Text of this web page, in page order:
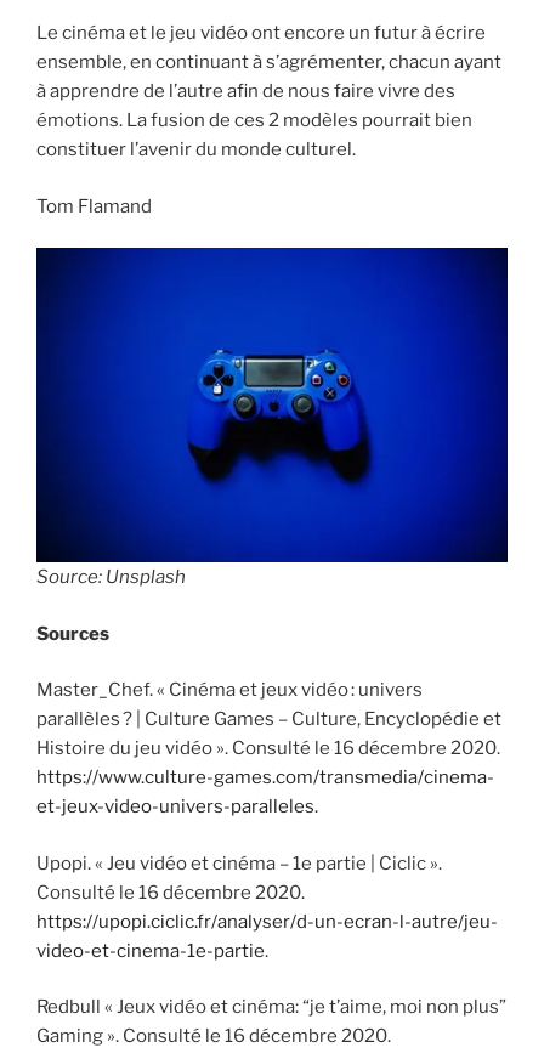
Le cinéma et le jeu vidéo ont encore un futur à écrire
ensemble, en continuant à s’agrémenter, chacun ayant
à apprendre de l’autre afin de nous faire vivre des
émotions. La fusion de ces 2 modèles pourrait bien
constituer l’avenir du monde culturel.
Tom Flamand
Source: Unsplash
Sources
Master_Chef. « Cinéma et jeux vidéo : univers
parallèles ? | Culture Games – Culture, Encyclopédie et
Histoire du jeu vidéo ». Consulté le 16 décembre 2020.
https://www.culture-games.com/transmedia/cinema-
et-jeux-video-univers-paralleles.
Upopi. « Jeu vidéo et cinéma – 1e partie | Ciclic ».
Consulté le 16 décembre 2020.
https://upopi.ciclic.fr/analyser/d-un-ecran-l-autre/jeu-
video-et-cinema-1e-partie.
Redbull « Jeux vidéo et cinéma: “je t’aime, moi non plus”
Gaming ». Consulté le 16 décembre 2020.